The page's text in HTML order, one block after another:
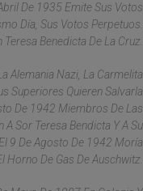
De 1935 Emite Sus Votos
Día, Sus Votos Perpetuos.
Benedicta De La Cruz.
Alemania Nazi, La Carmelita
Superiores Quieren Salvarla
De 1942 Miembros De Las
A Sor Teresa Bendicta Y A Su
9 De Agosto De 1942 Moría
Horno De Gas De Auschwitz.